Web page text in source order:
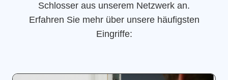
Schlosser aus unserem Netzwerk an.
Erfahren Sie mehr über unsere häufigsten
Eingriffe: